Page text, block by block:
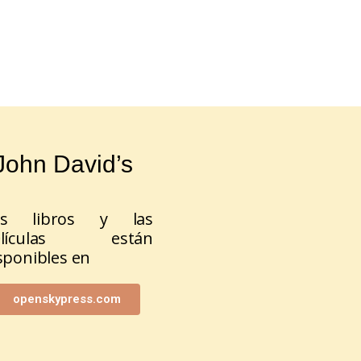
David’s
libros y las
están
en
openskypress.com